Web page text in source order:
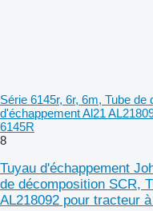
Série 6145r, 6r, 6m, Tube
d'échappement Al21
6145R
8
Tuyau d'échappement
de décomposition SCR,
AL218092 pour tracteur